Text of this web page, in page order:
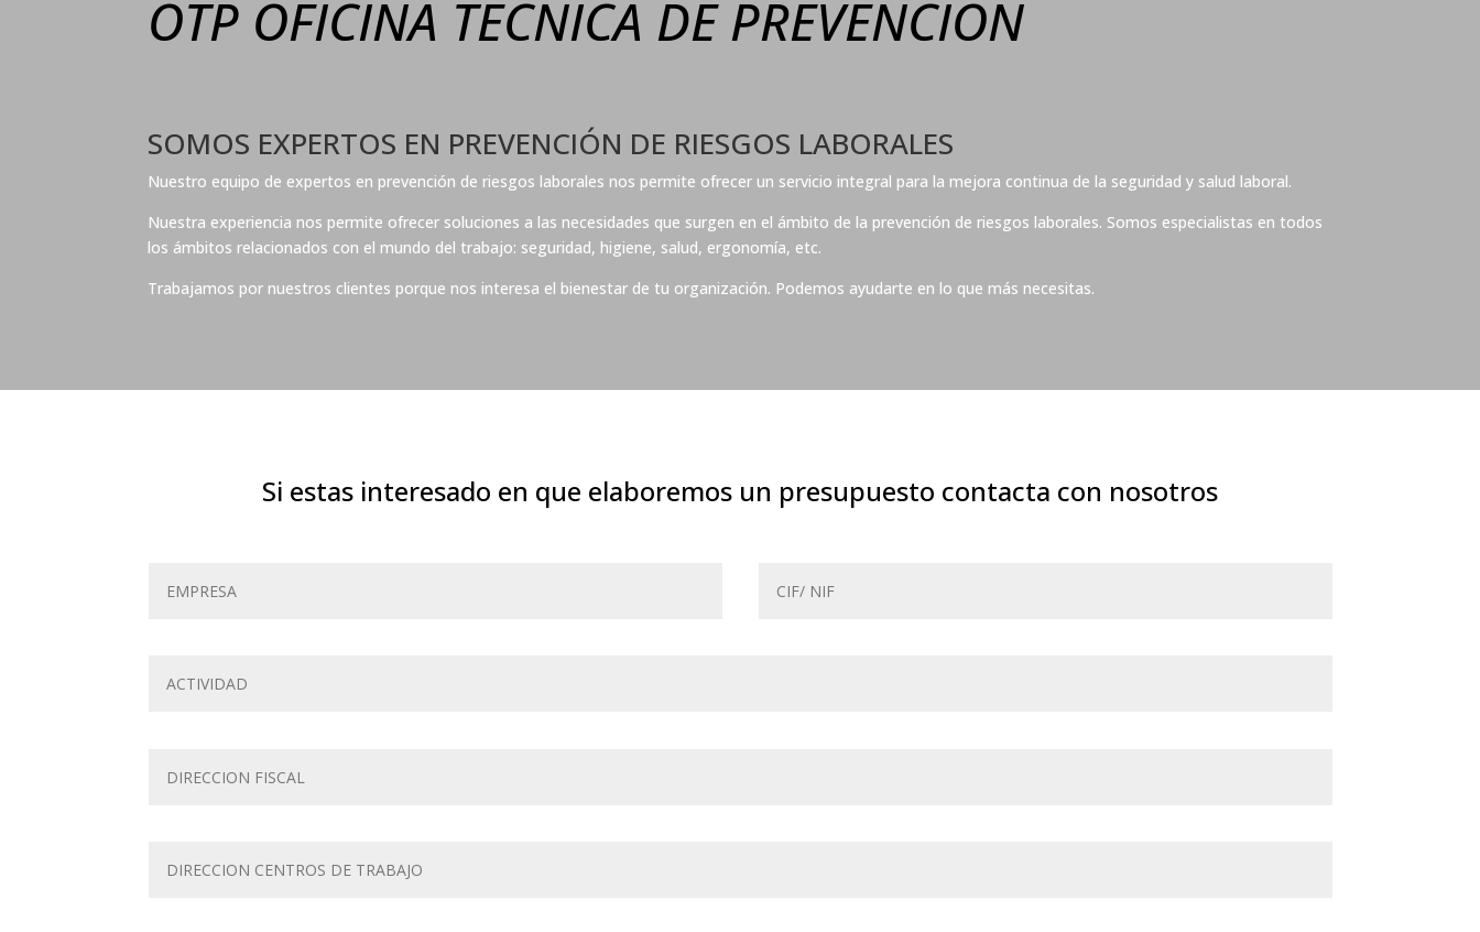
OTP OFICINA TECNICA DE PREVENCION
SOMOS EXPERTOS EN PREVENCIÓN DE RIESGOS LABORALES
Nuestro equipo de expertos en prevención de riesgos laborales nos permite ofrecer un servicio integral para la mejora continua de la seguridad y salud laboral.
Nuestra experiencia nos permite ofrecer soluciones a las necesidades que surgen en el ámbito de la prevención de riesgos laborales. Somos especialistas en todos
los ámbitos relacionados con el mundo del trabajo: seguridad, higiene, salud, ergonomía, etc.
Trabajamos por nuestros clientes porque nos interesa el bienestar de tu organización. Podemos ayudarte en lo que más necesitas.
Si estas interesado en que elaboremos un presupuesto contacta con nosotros